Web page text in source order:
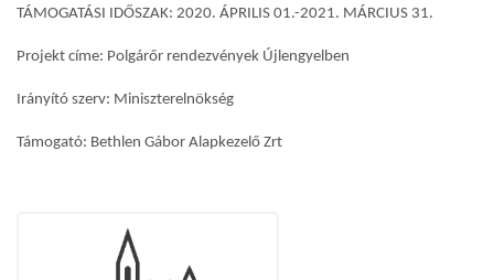
TÁMOGATÁSI IDŐSZAK: 2020. ÁPRILIS 01.-2021. MÁRCIUS 31.
Projekt címe: Polgárőr rendezvények Újlengyelben
Irányító szerv: Miniszterelnökség
Támogató: Bethlen Gábor Alapkezelő Zrt